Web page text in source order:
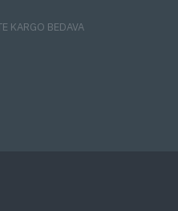
KARGO BEDAVA